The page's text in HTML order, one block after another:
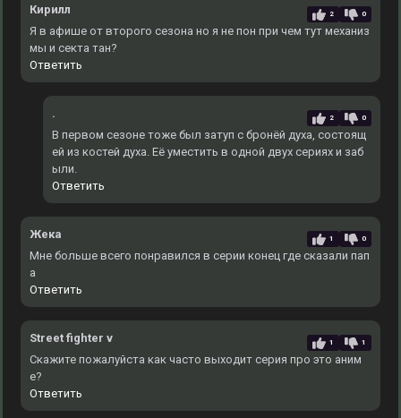
Кирилл 2 0
Я в афише от второго сезона но я не пон при чем тут механиз
мы и секта тан?
Ответить
. 2 0
В первом сезоне тоже был затуп с бронёй духа, состоящ
ей из костей духа. Еë уместить в одной двух сериях и заб
ыли.
Ответить
Жека 1 0
Мне больше всего понравился в серии конец где сказали пап
а
Ответить
Street fighter v 1 1
Скажите пожалуйста как часто выходит серия про это аним
е?
Ответить